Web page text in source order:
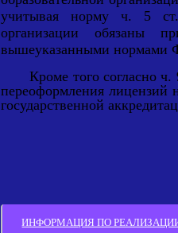
учитывая норму ч. 5 ст.
организации обязаны
вышеуказанными нормами
Кроме того согласно ч.
переоформления лицензий
государственной
ИНФОРМАЦИЯ ПО